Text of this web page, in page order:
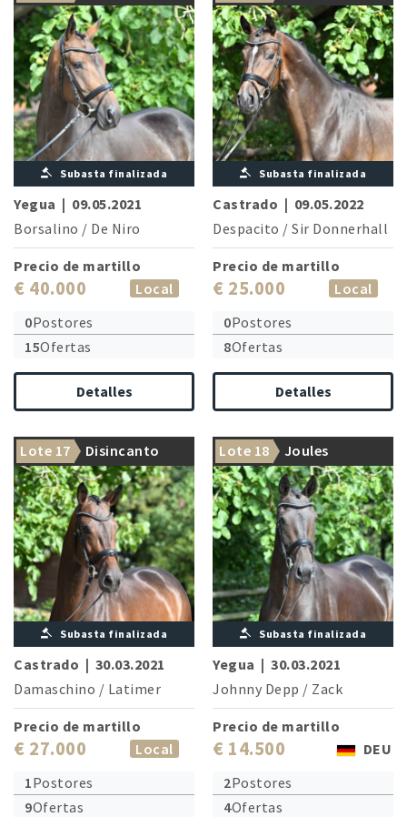
Subasta finalizada
Yegua | 09.05.2021
Borsalino / De Niro
Precio de martillo
€ 40.000
Local
0Postores
15Ofertas
Detalles
Subasta finalizada
Castrado | 09.05.2022
Despacito / Sir Donnerhall
Precio de martillo
€ 25.000
Local
0Postores
8Ofertas
Detalles
Lote 17 Disincanto
Subasta finalizada
Castrado | 30.03.2021
Damaschino / Latimer
Precio de martillo
€ 27.000
Local
1Postores
9Ofertas
Lote 18 Joules
Subasta finalizada
Yegua | 30.03.2021
Johnny Depp / Zack
Precio de martillo
€ 14.500
DEU
2Postores
4Ofertas